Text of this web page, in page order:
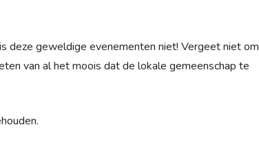
deze geweldige evenementen niet! Vergeet niet om
van al het moois dat de lokale gemeenschap te